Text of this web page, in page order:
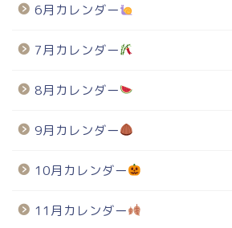
6月カレンダー
7月カレンダー
8月カレンダー
9月カレンダー
10月カレンダー
11月カレンダー